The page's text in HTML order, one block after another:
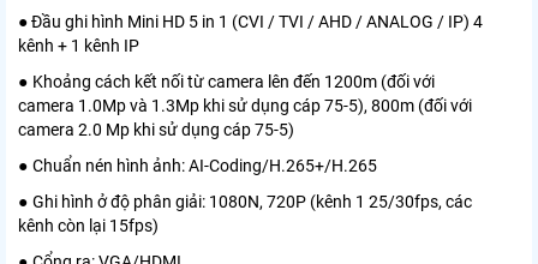
●Đầu ghi hình Mini HD 5 in 1 (CVI / TVI / AHD / ANALOG / IP) 4
kênh + 1 kênh IP
● Khoảng cách kết nối từ camera lên đến 1200m (đối với
camera 1.0Mp và 1.3Mp khi sử dụng cáp 75-5), 800m (đối với
camera 2.0 Mp khi sử dụng cáp 75-5)
● Chuẩn nén hình ảnh: AI-Coding/H.265+/H.265
● Ghi hình ở độ phân giải: 1080N, 720P (kênh 1 25/30fps, các
kênh còn lại 15fps)